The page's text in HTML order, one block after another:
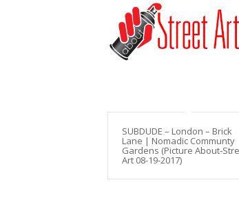
SUBDUDE – London – Brick
Lane | Nomadic Communty
Gardens (Picture About-
Art 08-19-2017)